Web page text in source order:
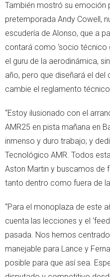
También mostró su emoción
pretemporada Andy Cowell,
escudería de Alonso, que a
contará como ‘socio técnico
el guru de la aerodinámica,
año, pero que diseñará el del
cambie el reglamento
“Estoy ilusionado con el
AMR25 en pista mañana en
inmenso y duro trabajo; y
Tecnológico AMR. Todos
Aston Martin y buscamos de
tanto dentro como fuera de
“Para el monoplaza de este
cuenta las lecciones y el
pasada. Nos hemos
manejable para Lance y
posible para que así sea.